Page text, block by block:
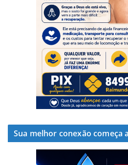
Sua melhor conexão começa